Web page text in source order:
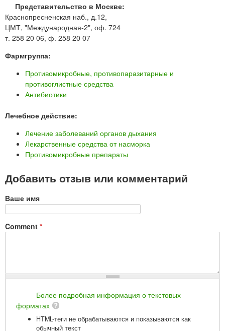
Представительство в Москве:
Краснопресненская наб., д.12,
ЦМТ, "Международная-2", оф. 724
т. 258 20 06, ф. 258 20 07
Фармгруппа:
Противомикробные, противопаразитарные и
противоглистные средства
Антибиотики
Лечебное действие:
Лечение заболеваний органов дыхания
Лекарственные средства от насморка
Противомикробные препараты
Добавить отзыв или комментарий
Ваше имя
Comment *
Более подробная информация о текстовых
форматах
HTML-теги не обрабатываются и показываются как
обычный текст